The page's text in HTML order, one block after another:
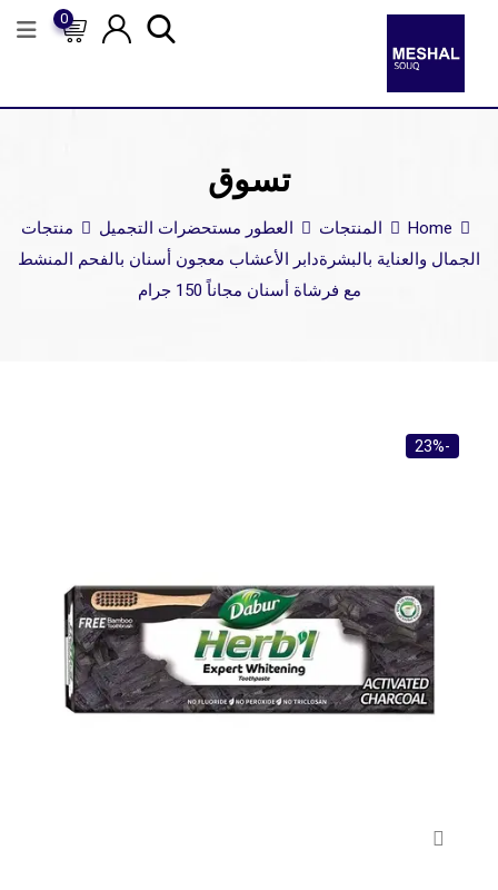
0
تسوق
Home المنتجات العطور مستحضرات التجميل
منتجات
الجمال والعناية بالبشرةدابر الأعشاب معجون أسنان بالفحم المنشط
مع فرشاة أسنان مجاناً 150 جرام
-23%